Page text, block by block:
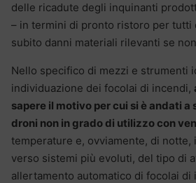
delle ricadute degli inquinanti
– in termini di pronto ristoro per tutti
subito danni materiali rilevanti se
Nello specifico di mezzi e strumenti
individuazione dei focolai di incendi,
sapere il motivo per cui si è andati a
droni non in grado di utilizzo con
temperature e, ovviamente, di
verso sistemi più evoluti, del tipo di
allertamento automatico di focolai di